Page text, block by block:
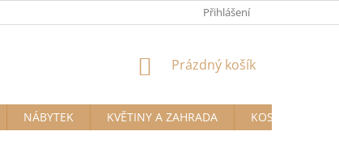
Přihlášení
NÁKUPNÍ
Prázdný košík
NÁBYTEK KVĚTINY A ZAHRADA
KOSMETIKA A